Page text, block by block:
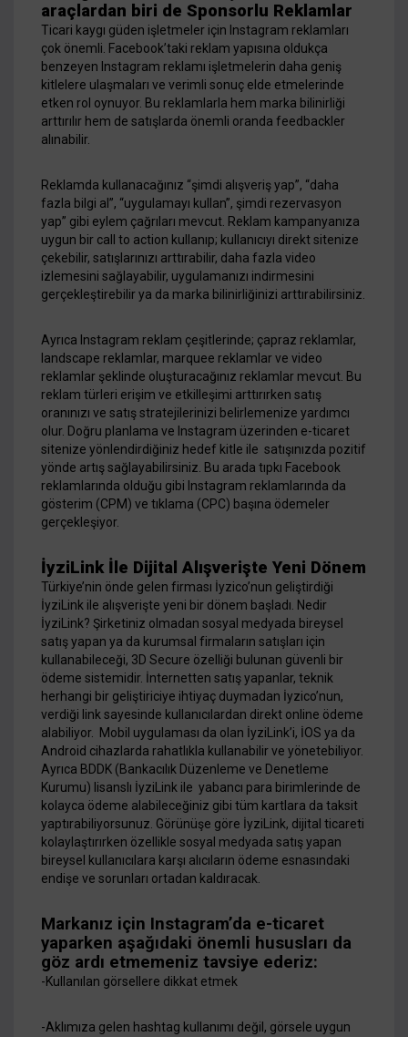
araçlardan biri de Sponsorlu Reklamlar
Ticari kaygı güden işletmeler için Instagram reklamları
çok önemli. Facebook’taki reklam yapısına oldukça
benzeyen Instagram reklamı işletmelerin daha geniş
kitlelere ulaşmaları ve verimli sonuç elde etmelerinde
etken rol oynuyor. Bu reklamlarla hem marka bilinirliği
arttırılır hem de satışlarda önemli oranda feedbackler
alınabilir.
Reklamda kullanacağınız “şimdi alışveriş yap”, “daha
fazla bilgi al”, “uygulamayı kullan”, şimdi rezervasyon
yap” gibi eylem çağrıları mevcut. Reklam kampanyanıza
uygun bir call to action kullanıp; kullanıcıyı direkt sitenize
çekebilir, satışlarınızı arttırabilir, daha fazla video
izlemesini sağlayabilir, uygulamanızı indirmesini
gerçekleştirebilir ya da marka bilinirliğinizi arttırabilirsiniz.
Ayrıca Instagram reklam çeşitlerinde; çapraz reklamlar,
landscape reklamlar, marquee reklamlar ve video
reklamlar şeklinde oluşturacağınız reklamlar mevcut. Bu
reklam türleri erişim ve etkilleşimi arttırırken satış
oranınızı ve satış stratejilerinizi belirlemenize yardımcı
olur. Doğru planlama ve Instagram üzerinden e-ticaret
sitenize yönlendirdiğiniz hedef kitle ile satışınızda pozitif
yönde artış sağlayabilirsiniz. Bu arada tıpkı Facebook
reklamlarında olduğu gibi Instagram reklamlarında da
gösterim (CPM) ve tıklama (CPC) başına ödemeler
gerçekleşiyor.
İyziLink İle Dijital Alışverişte Yeni Dönem
Türkiye’nin önde gelen firması İyzico’nun geliştirdiği
İyziLink ile alışverişte yeni bir dönem başladı. Nedir
İyziLink? Şirketiniz olmadan sosyal medyada bireysel
satış yapan ya da kurumsal firmaların satışları için
kullanabileceği, 3D Secure özelliği bulunan güvenli bir
ödeme sistemidir. İnternetten satış yapanlar, teknik
herhangi bir geliştiriciye ihtiyaç duymadan İyzico’nun,
verdiği link sayesinde kullanıcılardan direkt online ödeme
alabiliyor. Mobil uygulaması da olan İyziLink’i, İOS ya da
Android cihazlarda rahatlıkla kullanabilir ve yönetebiliyor.
Ayrıca BDDK (Bankacılık Düzenleme ve Denetleme
Kurumu) lisanslı İyziLink ile yabancı para birimlerinde de
kolayca ödeme alabileceğiniz gibi tüm kartlara da taksit
yaptırabiliyorsunuz. Görünüşe göre İyziLink, dijital ticareti
kolaylaştırırken özellikle sosyal medyada satış yapan
bireysel kullanıcılara karşı alıcıların ödeme esnasındaki
endişe ve sorunları ortadan kaldıracak.
Markanız için Instagram’da e-ticaret
yaparken aşağıdaki önemli hususları da
göz ardı etmemeniz tavsiye ederiz:
-Kullanılan görsellere dikkat etmek
-Aklımıza gelen hashtag kullanımı değil, görsele uygun